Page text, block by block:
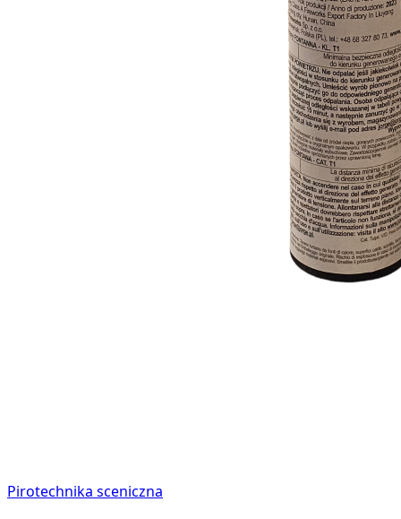
Pirotechnika sceniczna